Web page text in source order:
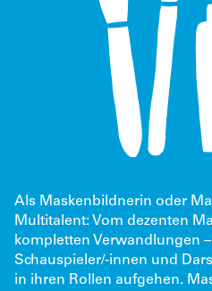
Als Maskenbildnerin oder
Multitalent: Vom dezenten
kompletten Verwandlungen
Schauspieler/-innen und
in ihren Rollen aufgehen.